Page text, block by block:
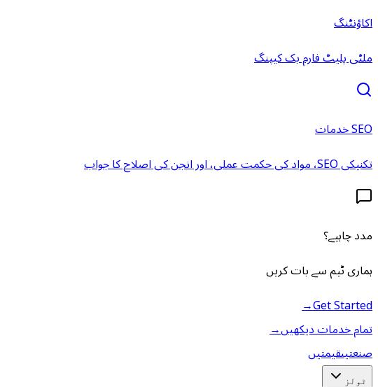
اکاؤنٹنگ
ملٹی پلیٹ فارم بک کیپنگ
SEO خدمات
تکنیکی SEO، مواد کی حکمت عملی، اور انجن کی اصلاح کا جواب
مدد چاہیے؟
ہماری ٹیم سے بات کریں
Get Started
→
تمام خدمات دیکھیں→
صنعتیںقیمتیں
ٹولز